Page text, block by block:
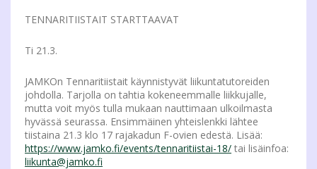
TENNARITIISTAIT STARTTAAVAT
Ti 21.3.
JAMKOn Tennaritiistait käynnistyvät liikuntatutoreiden
johdolla. Tarjolla on tahtia kokeneemmalle liikkujalle,
mutta voit myös tulla mukaan nauttimaan ulkoilmasta
hyvässä seurassa. Ensimmäinen yhteislenkki lähtee
tiistaina 21.3 klo 17 rajakadun F-ovien edestä. Lisää:
https://www.jamko.fi/events/tennaritiistai-18/ tai lisäinfoa:
liikunta@jamko.fi